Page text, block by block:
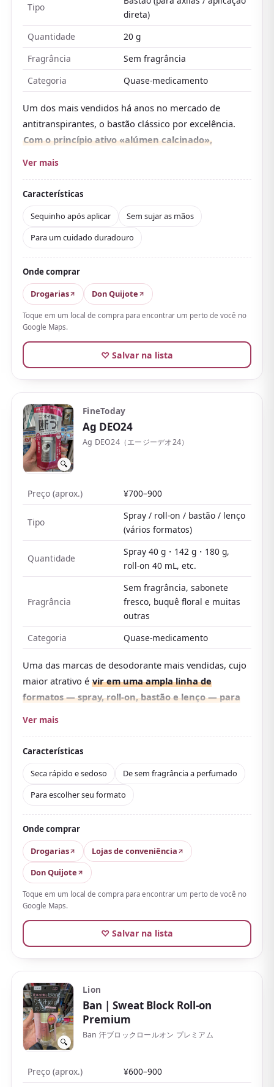
Tipo
direta)
Quantidade
20 g
Fragrância
Sem fragrância
Categoria
Quase-medicamento
Um dos mais vendidos há anos no mercado de
antitranspirantes, o bastão clássico por excelência.
Com o princípio ativo «alúmen calcinado»,
de manhã cuida do suor e do odor por muito
tempo.
Aplica-se rápido sem sujar as mãos e fica sequinho
logo, então dá para usar antes de se vestir numa
manhã corrida. Sem fragrância, sem corantes e sem
álcool, combina fácil com perfume ou body splash.
Nas avaliações, há muitíssimos comentários
satisfeitos sobre o bom controle do odor, e se
destacam usuários fiéis que o recompram há anos
Além disso rende muito por bastão, com bom custo-
Por outro lado, não tem o frescor evidente (o
formigamento) de sprays ou lenços, e no auge do
verão com muito suor pode exigir reaplicação. Pode
deixar marcas brancas em roupas escuras, então o
truque é esperar secar antes de se vestir.
Funciona melhor em pele limpa e seca.
Ver mais
Características
Sequinho após aplicar
Sem sujar as mãos
Para um cuidado duradouro
Onde comprar
Drogarias
Don Quijote
Toque em um local de compra para encontrar um perto de você no
Google Maps.
♡ Salvar na lista
🔍
FineToday
Ag DEO24
Ag DEO24（エージーデオ24）
Preço (aprox.) ¥700–900
Tipo
Spray / roll-on / bastão / lenço
(vários formatos)
Quantidade
Spray 40 g・142 g・180 g,
roll-on 40 mL, etc.
Fragrância
Sem fragrância, sabonete
fresco, buquê floral e muitas
outras
Categoria
Quase-medicamento
Uma das marcas de desodorante mais vendidas, cujo
maior atrativo é vir em uma ampla linha de
formatos — spray, roll-on, bastão e lenço — para
antibacteriano IPMP e o antitranspirante alúmen
calcinado para cuidar do suor e do odor a longo
prazo.
Alguns tipos acrescentam uma fragrância que disfarça
o odor por estresse além do odor do suor. O que
conquista nas avaliações é a sensação de uso:
on seca sedoso ao aplicar e é compacto e fácil de
levar; o spray é prático e agradavelmente fresco,
ideal para um «retoque» na rua
O frescor não é forte demais, então serve também
para quem não gosta de formigamento. Por outro
lado, até o tipo sem fragrância pode cheirar a etanol
logo após aplicar (some em poucos minutos), e o
spray pode deixar resíduo branco se você se vestir
O sem fragrância combina bem com perfume, e há
várias versões perfumadas, então começar pelo
prático spray ou roll-on é uma boa ideia.
Ver mais
Características
Seca rápido e sedoso
De sem fragrância a perfumado
Para escolher seu formato
Onde comprar
Drogarias
Lojas de conveniência
Don Quijote
Toque em um local de compra para encontrar um perto de você no
Google Maps.
♡ Salvar na lista
🔍
Lion
Ban | Sweat Block Roll-on
Premium
Ban 汗ブロックロールオン プレミアム
Preço (aprox.) ¥600–900